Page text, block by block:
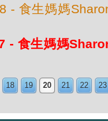
- 食生媽媽
- 食生媽媽
18 19 20 21 22 23